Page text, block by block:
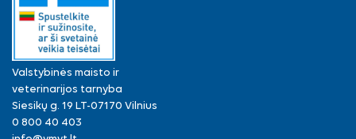
Valstybinės maisto ir
veterinarijos tarnyba
Siesikų g. 19 LT-07170 Vilnius
0 800 40 403